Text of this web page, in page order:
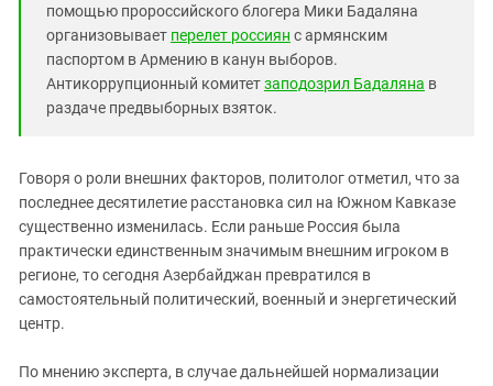
помощью пророссийского блогера Мики Бадаляна
организовывает перелет россиян с армянским
паспортом в Армению в канун выборов.
Антикоррупционный комитетзаподозрил Бадаляна в
раздаче предвыборных взяток.
Говоря о роли внешних факторов, политолог отметил, что за
последнее десятилетие расстановка сил на Южном Кавказе
существенно изменилась. Если раньше Россия была
практически единственным значимым внешним игроком в
регионе, то сегодня Азербайджан превратился в
самостоятельный политический, военный и энергетический
центр.
По мнению эксперта, в случае дальнейшей нормализации